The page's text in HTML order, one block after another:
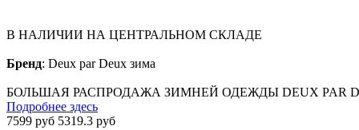
В НАЛИЧИИ НА ЦЕНТРАЛЬНОМ СКЛАДЕ
Бренд: Deux par Deux зима
БОЛЬШАЯ РАСПРОДАЖА ЗИМНЕЙ ОДЕЖДЫ DEUX PAR
Подробнее здесь
7599 руб 5319.3 руб